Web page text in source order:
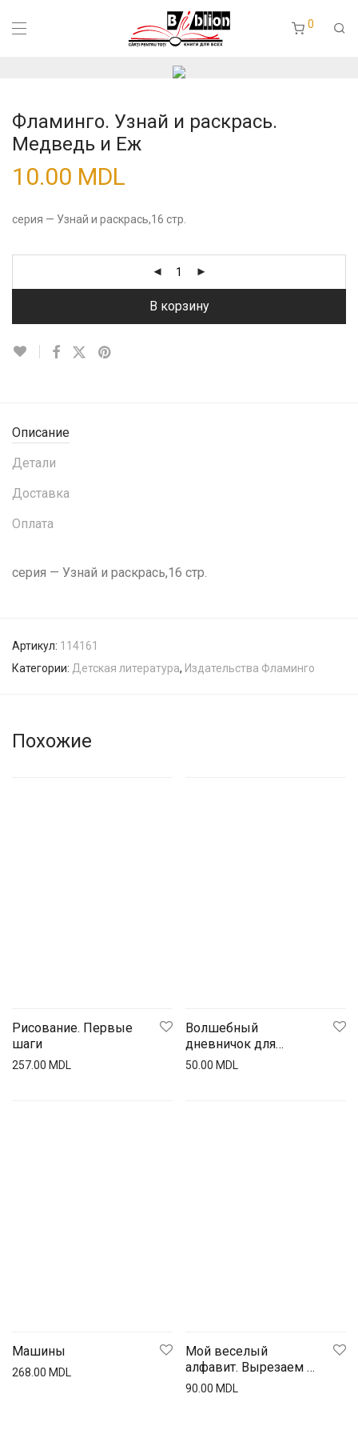
0
Фламинго. Узнай и раскрась.
Медведь и Еж
10.00 MDL
серия — Узнай и раскрась,16 стр.
В корзину
Описание
Детали
Доставка
Оплата
серия — Узнай и раскрась,16 стр.
Артикул: 114161
Категории: Детская литература, Издательства Фламинго
Похожие
Рисование. Первые
шаги
257.00 MDL
Волшебный
дневничок для
девочек
50.00 MDL
Машины
268.00 MDL
Мой веселый
алфавит. Вырезаем и
складываем из
90.00 MDL